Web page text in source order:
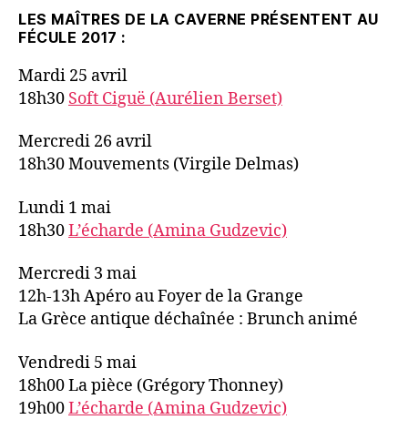
LES MAÎTRES DE LA CAVERNE PRÉSENTENT AU
FÉCULE 2017 :
Mardi 25 avril
18h30 Soft Ciguë (Aurélien Berset)
Mercredi 26 avril
18h30 Mouvements (Virgile Delmas)
Lundi 1 mai
18h30L’écharde (Amina Gudzevic)
Mercredi 3 mai
12h-13h Apéro au Foyer de la Grange
La Grèce antique déchaînée : Brunch animé
Vendredi 5 mai
18h00 La pièce (Grégory Thonney)
19h00L’écharde (Amina Gudzevic)